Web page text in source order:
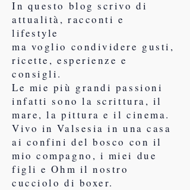
In questo blog scrivo di
attualità, racconti e
lifestyle
ma voglio condividere gusti,
ricette, esperienze e
consigli.
Le mie più grandi passioni
infatti sono la scrittura, il
mare, la pittura e il cinema.
Vivo in Valsesia in una casa
ai confini del bosco con il
mio compagno, i miei due
figli e Ohm il nostro
cucciolo di boxer.